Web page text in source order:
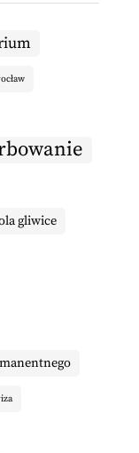
gliwice